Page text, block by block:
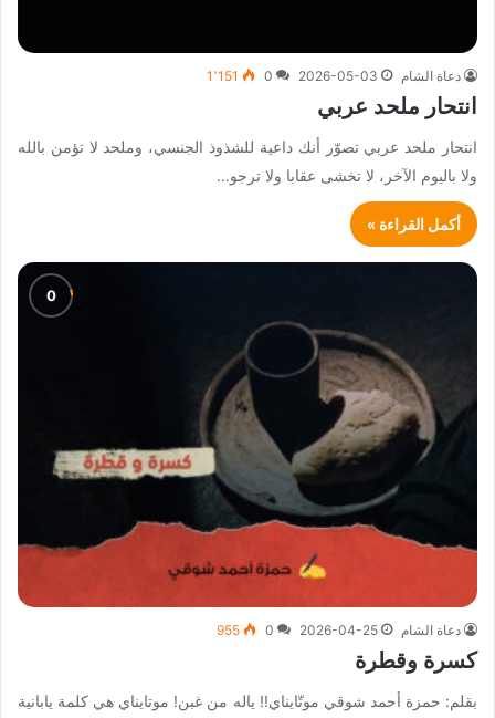
دعاة الشام 2026-05-03
0 1٬151
انتحار ملحد عربي
انتحار ملحد عربي تصوّر أنك داعية للشذوذ الجنسي، وملحد لا تؤمن بالله
ولا باليوم الآخر، لا تخشى عقابا ولا ترجو…
أكمل القراءة »
دعاة الشام 2026-04-25
0
955
كسرة وقطرة
بقلم: حمزة أحمد شوقي موتّايناي!! ياله من غبن! موتايناي هي كلمة يابانية